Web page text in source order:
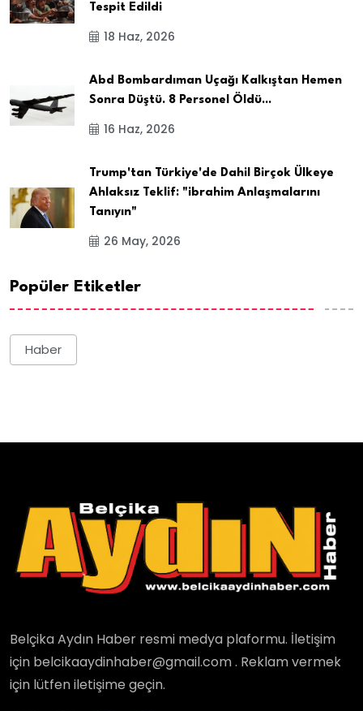
Tespit Edildi
18 Haz, 2026
Abd Bombardıman Uçağı Kalkıştan Hemen
Sonra Düştü. 8 Personel Öldü...
16 Haz, 2026
Trump'tan Türkiye'de Dahil Birçok Ülkeye
Ahlaksız Teklif: "ibrahim Anlaşmalarını
Tanıyın"
26 May, 2026
Popüler Etiketler
Haber
Belçika Aydın Haber resmi medya plaformu. İletişim
için belcikaaydinhaber@gmail.com . Reklam vermek
için lütfen iletişime geçin.